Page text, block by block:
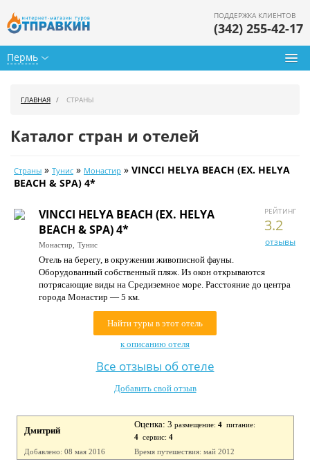
Пермь
ПОДДЕРЖКА КЛИЕНТОВ
(342) 255-42-17
Календарь туров
Цены дня
Страны
Как купить
О нас
ГЛАВНАЯ СТРАНЫ
Каталог стран и отелей
Страны » Тунис » Монастир » VINCCI HELYA BEACH (EX. HELYA
BEACH & SPA) 4*
РЕЙТИНГ
3.2
отзывы
VINCCI HELYA BEACH (EX. HELYA
BEACH & SPA) 4*
Монастир, Тунис
Отель на берегу, в окружении живописной фауны.
Оборудованный собственный пляж. Из окон открываются
потрясающие виды на Средиземное море. Расстояние до центра
города Монастир — 5 км.
Найти туры в этот отель
к описанию отеля
Все отзывы об отеле
Добавить свой отзыв
Дмитрий
Оценка: 3 размещение: 4питание:
4сервис: 4
Добавлено: 08 мая 2016
Время путешествия: май 2012